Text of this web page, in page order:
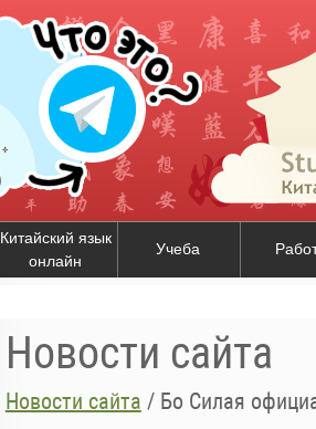
Китайский язык
онлайн
Учеба
Новости сайта
Новости сайта / Бо Силая